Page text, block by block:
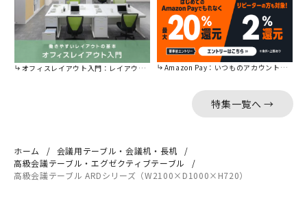
オフィスレイアウト入門：レイアウトの基本をご紹介。 Amazon Pay：いつものアカウントで簡単に決済可能。
特集一覧へ →
ホーム
会議用テーブル・会議机・長机
高級会議テーブル・エグゼクティブテーブル
高級会議テーブル ARDシリーズ（W2100×D1000×H720）